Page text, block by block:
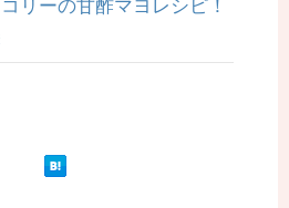
リーの甘酢マヨレシピ！